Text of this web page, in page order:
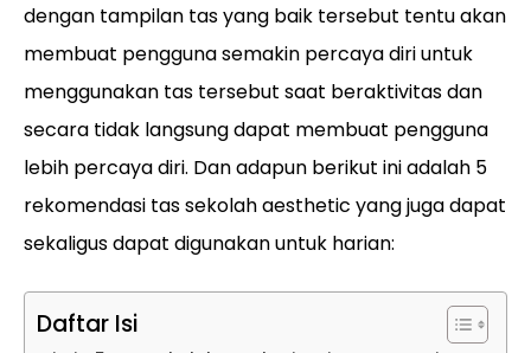
dengan tampilan tas yang baik tersebut tentu akan
membuat pengguna semakin percaya diri untuk
menggunakan tas tersebut saat beraktivitas dan
secara tidak langsung dapat membuat pengguna
lebih percaya diri. Dan adapun berikut ini adalah 5
rekomendasi tas sekolah aesthetic yang juga dapat
sekaligus dapat digunakan untuk harian:
Daftar Isi